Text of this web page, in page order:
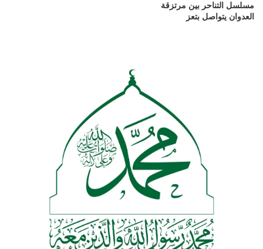
مسلسل التناحر بين مرتزقة
العدوان يتواصل بتعز